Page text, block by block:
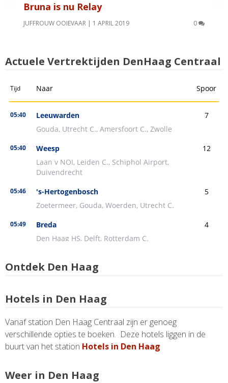
Bruna is nu Relay
JUFFROUW OOIEVAAR 1 APRIL 2019 0
Actuele Vertrektijden DenHaag Centraal
Ontdek Den Haag
Hotels in Den Haag
Vanaf station Den Haag Centraal zijn er genoeg
verschillende opties te boeken. Deze hotels liggen in de
buurt van het station Hotels in Den Haag
Weer in Den Haag